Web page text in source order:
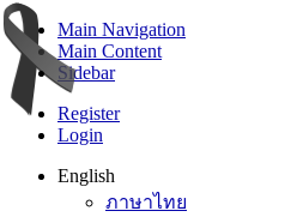
Main Navigation
Main Content
Sidebar
Register
Login
English
ภาษาไทย